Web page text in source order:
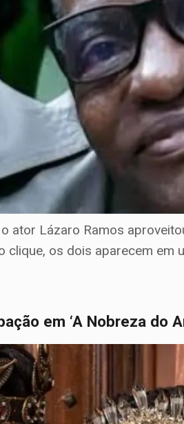
ator Lázaro Ramos
os dois aparecem em
em ‘A Nobreza do